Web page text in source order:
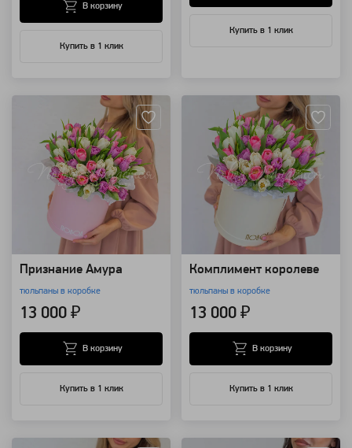
Купить в 1 клик
В корзину
Купить в 1 клик
Признание Амура
тюльпаны в коробке
13 000 ₽
Купить в 1 клик
В корзину
Комплимент королеве
тюльпаны в коробке
13 000 ₽
Купить в 1 клик
В корзину